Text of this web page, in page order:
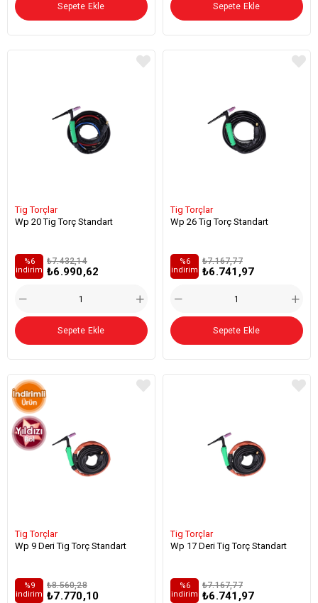
Sepete Ekle Sepete Ekle
Tig Torçlar
Wp 20 Tig Torç Standart
₺6.990,62
₺7.432,14
%6
i̇ndirim
Sepete Ekle
Tig Torçlar
Wp 26 Tig Torç Standart
₺6.741,97
₺7.167,77
%6
i̇ndirim
Sepete Ekle
Tig Torçlar
Wp 9 Deri Tig Torç Standart
₺7.770,10
₺8.560,28
%9
i̇ndirim
Tig Torçlar
Wp 17 Deri Tig Torç Standart
₺6.741,97
₺7.167,77
%6
i̇ndirim